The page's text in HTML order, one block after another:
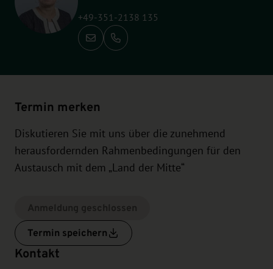
+49-351-2138 135
Anrufen: +49-351-2138 135
Termin merken
Diskutieren Sie mit uns über die zunehmend
herausfordernden Rahmenbedingungen für den
Austausch mit dem „Land der Mitte“
Termin speichern
Kontakt